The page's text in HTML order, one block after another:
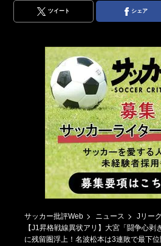
ツイート シェア
サッカー批評Web ニュース
Jリー
【J1昇格戦線異状アリ】大宮「闘争心剥
に残留圏浮上！名波松本は3連敗で最下